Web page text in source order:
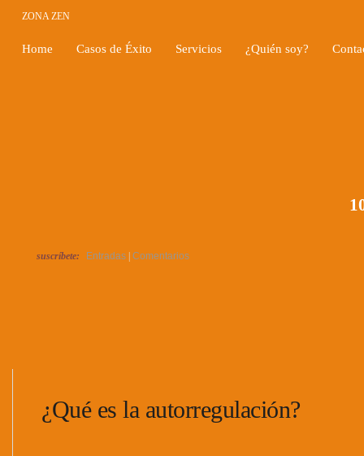
ZONA ZEN
Home Casos de Éxito Servicios ¿Quién soy?
suscríbete: Entradas Comentarios
¿Qué es la autorregulación?